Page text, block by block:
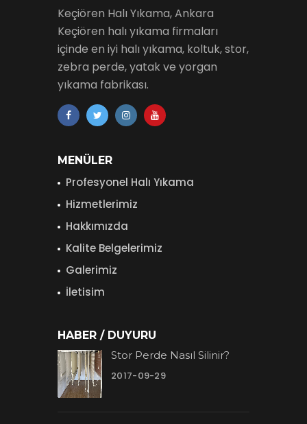
Keçiören Halı Yıkama, Ankara
Keçiören halı yıkama firmaları
içinde en iyi halı yıkama, koltuk, stor,
zebra perde, yatak ve yorgan
yıkama fabrikası.
MENÜLER
Profesyonel Halı Yıkama
Hizmetlerimiz
Hakkımızda
Kalite Belgelerimiz
Galerimiz
İletisim
HABER / DUYURU
Stor Perde Nasıl Silinir?
2017-09-29